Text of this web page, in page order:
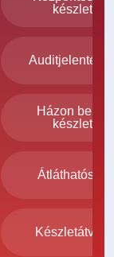
készlet
Házon belüli
készlet
Átláthatóság
Készletátvitel